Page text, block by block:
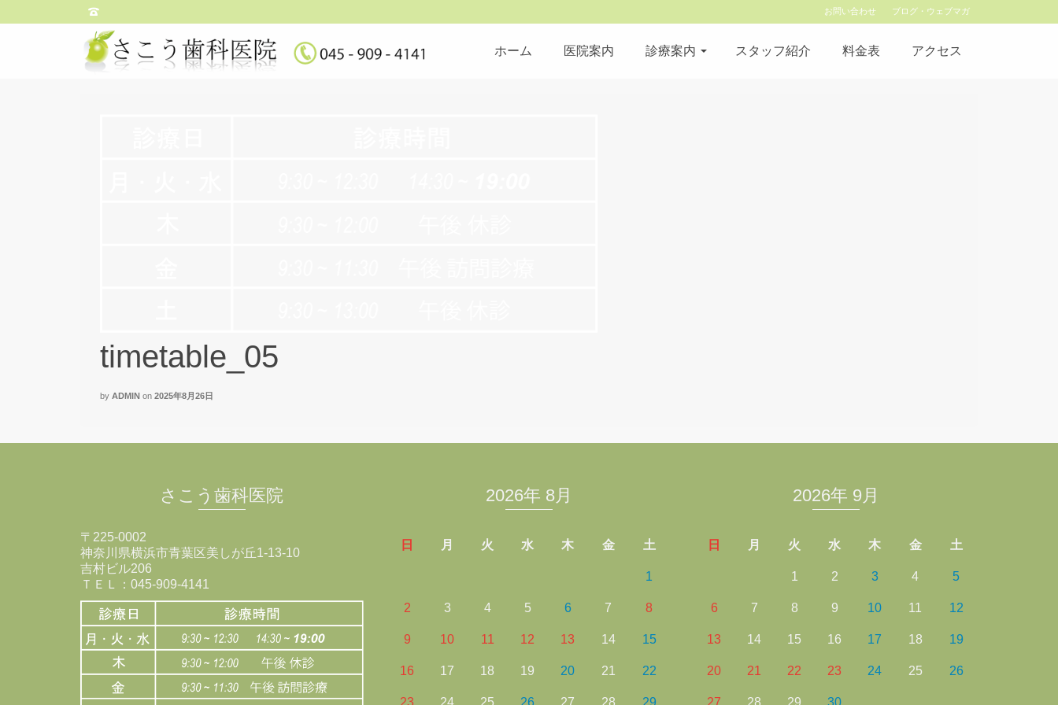
お問い合わせ ブログ・ウェブマガ
ホーム 医院案内 診療案内 スタッフ紹介 料金表 アクセス
timetable_05
by ADMIN on 2025年8月26日
さこう歯科医院
〒225-0002
神奈川県横浜市青葉区美しが丘1-13-10
吉村ビル206
ＴＥＬ：045-909-4141
2026年 8月
日 月 火 水 木 金 土
1
2 3 4 5 6 7 8
9 10 11 12 13 14 15
16 17 18 19 20 21 22
23 24 25 26 27 28 29
2026年 9月
日 月 火 水 木 金 土
1 2 3 4 5
6 7 8 9 10 11 12
13 14 15 16 17 18 19
20 21 22 23 24 25 26
27 28 29 30